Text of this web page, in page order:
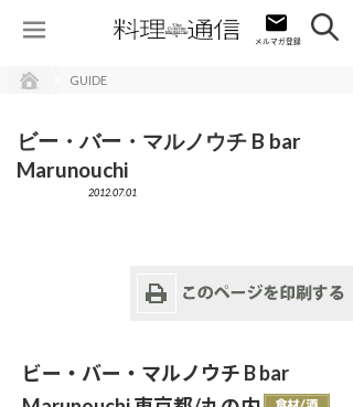
GUIDE
ビー・バー・マルノウチ B bar
Marunouchi
2012.07.01
ビー・バー・マルノウチ B bar